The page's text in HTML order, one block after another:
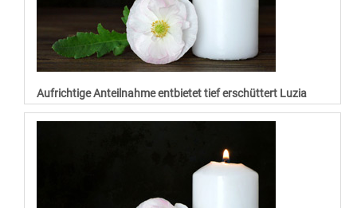
Aufrichtige Anteilnahme entbietet tief erschüttert Luzia